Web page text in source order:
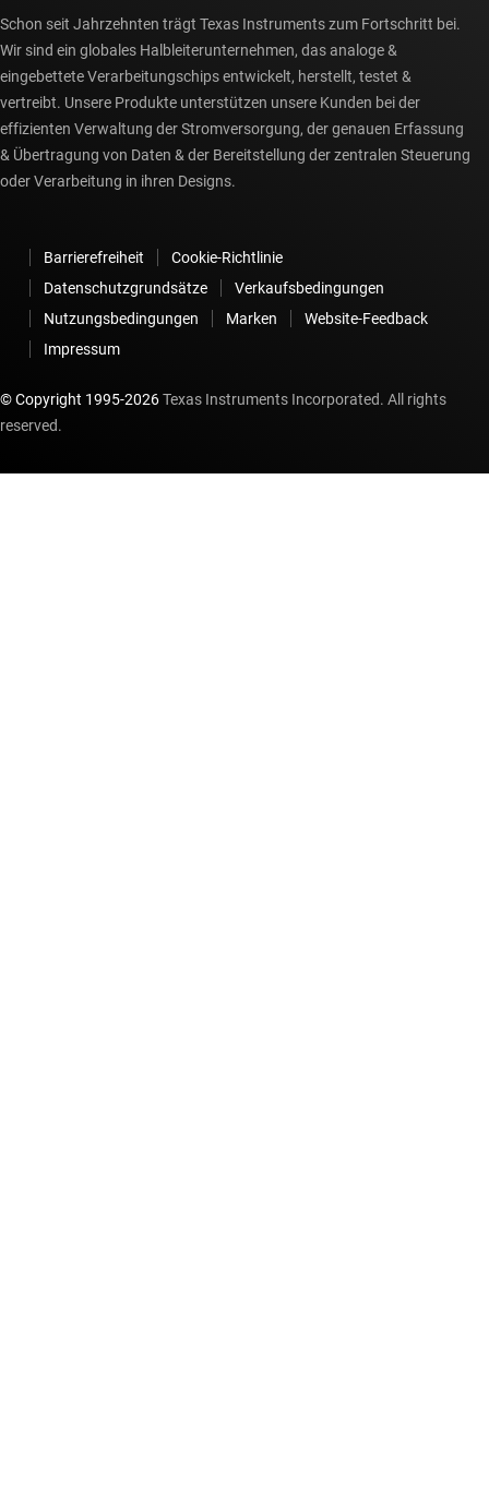
Schon seit Jahrzehnten trägt Texas Instruments zum Fortschritt bei.
Wir sind ein globales Halbleiterunternehmen, das analoge &
eingebettete Verarbeitungschips entwickelt, herstellt, testet &
vertreibt. Unsere Produkte unterstützen unsere Kunden bei der
effizienten Verwaltung der Stromversorgung, der genauen Erfassung
& Übertragung von Daten & der Bereitstellung der zentralen Steuerung
oder Verarbeitung in ihren Designs.
Barrierefreiheit
Cookie-Richtlinie
Datenschutzgrundsätze
Verkaufsbedingungen
Nutzungsbedingungen
Marken
Website-Feedback
Impressum
© Copyright 1995-2026Texas Instruments Incorporated. All rights
reserved.